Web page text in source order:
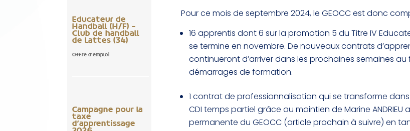
Educateur de
Handball (H/F) –
Club de handball
de Lattes (34)
Offre d'emploi
Campagne pour la
taxe
d’apprentissage
Pour ce mois de septembre 2024, le GEOCC est donc
16 apprentis dont 6 sur la promotion 5 du Titre IV
se termine en novembre. De nouveaux contrats
continueront d’arriver dans les prochaines semaines au
démarrages de formation.
1 contrat de professionnalisation qui se transforme
CDI temps partiel grâce au maintien de Marine ANDRIEU
permanente du GEOCC (article prochain à suivre) en